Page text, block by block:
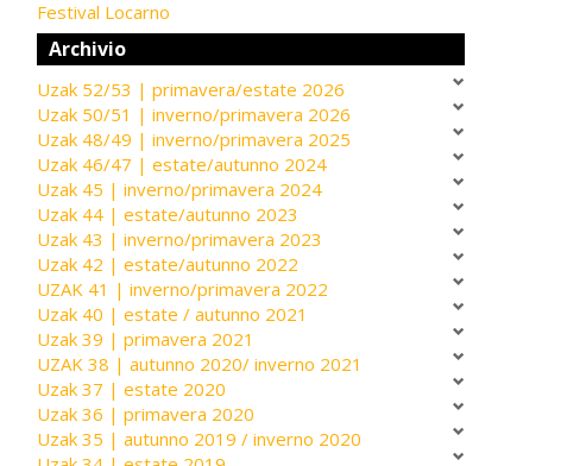
Festival Locarno
Archivio
Uzak 52/53 | primavera/estate 2026
Uzak 50/51 | inverno/primavera 2026
Uzak 48/49 | inverno/primavera 2025
Uzak 46/47 | estate/autunno 2024
Uzak 45 | inverno/primavera 2024
Uzak 44 | estate/autunno 2023
Uzak 43 | inverno/primavera 2023
Uzak 42 | estate/autunno 2022
UZAK 41 | inverno/primavera 2022
Uzak 40 | estate / autunno 2021
Uzak 39 | primavera 2021
UZAK 38 | autunno 2020/ inverno 2021
Uzak 37 | estate 2020
Uzak 36 | primavera 2020
Uzak 35 | autunno 2019 / inverno 2020